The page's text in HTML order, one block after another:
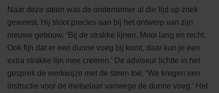
Naar deze steen was de ondernemer al die tijd op zoek
geweest. Hij sloot precies aan bij het ontwerp van zijn
nieuwe gebouw. ‘Bij de strakke lijnen. Mooi lang en recht.
Ook fijn dat er een dunne voeg bij komt, daar kun je een
extra strakke lijn mee creëren.’ De adviseur lichtte in het
gesprek de werkwijze met de steen toe. ‘We kregen een
instructie voor de metselaar vanwege de dunne voeg.’ Het